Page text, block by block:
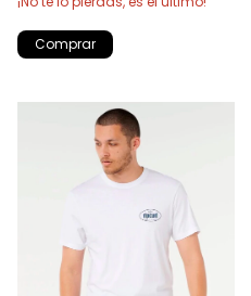
Comprar